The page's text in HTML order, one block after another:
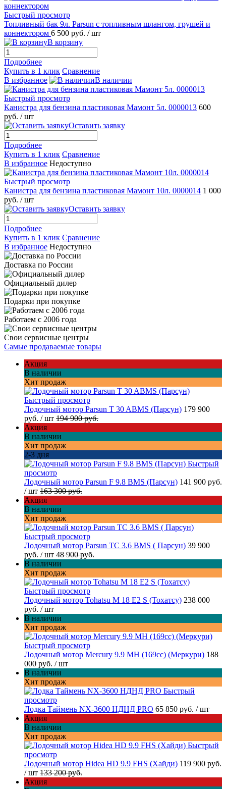
Быстрый просмотр
Топливный бак 9л. Parsun с топливным шлангом, грушей и
коннектором 6 500 руб. / шт
В корзину
Подробнее
Купить в 1 клик Сравнение
В избранное
В наличии
Быстрый просмотр
Канистра для бензина пластиковая Мамонт 5л. 0000013 600
руб. / шт
Оставить заявку
Подробнее
Купить в 1 клик Сравнение
В избранное Недоступно
Быстрый просмотр
Канистра для бензина пластиковая Мамонт 10л. 0000014 1 000
руб. / шт
Оставить заявку
Подробнее
Купить в 1 клик Сравнение
В избранное Недоступно
Доставка по России
Официальный дилер
Подарки при покупке
Работаем с 2006 года
Свои сервисные центры
Самые продаваемые товары
Акция
В наличии
Хит продаж
Быстрый просмотр
Лодочный мотор Parsun T 30 ABMS (Парсун) 179 900
руб. / шт 194 900 руб.
Акция
В наличии
Хит продаж
2-3 дня
Быстрый
просмотр
Лодочный мотор Parsun F 9.8 BMS (Парсун) 141 900 руб.
/ шт 163 300 руб.
Акция
В наличии
Хит продаж
Быстрый просмотр
Лодочный мотор Parsun TC 3.6 BMS ( Парсун) 39 900
руб. / шт 48 900 руб.
В наличии
Хит продаж
Быстрый просмотр
Лодочный мотор Tohatsu M 18 E2 S (Тохатсу) 238 000
руб. / шт
В наличии
Хит продаж
Быстрый просмотр
Лодочный мотор Mercury 9.9 MH (169cc) (Меркури) 188
000 руб. / шт
В наличии
Хит продаж
Быстрый
просмотр
Лодка Таймень NX-3600 НДНД PRO 65 850 руб. / шт
Акция
В наличии
Хит продаж
Быстрый
просмотр
Лодочный мотор Hidea HD 9.9 FHS (Хайди) 119 900 руб.
/ шт 133 200 руб.
Акция